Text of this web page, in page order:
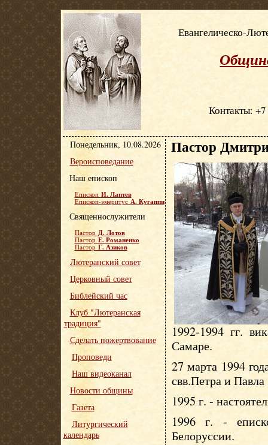
Евангелическо-
Контакты: +7
Пастор
1992-1994 гг.
Самаре.
27 марта 1994
свв.Петра и
1995 г. -
1996 г. -
Белоруссии.
Понедельник, 10.08.2026
Вероисповедание
Наш епископ
Епископ И. Лаптев
Епископ-эмеритус А. Кугаппи
Священнослужители
Пастор Д. Лотов
Пастор Е. Романенко
Пастор Г. Азиков
Лютеранский совет
Церковный совет
Библейский час
Клуб "Лютеранская
традиция"
Сделать пожертвование
Проповеди
Наш видеоканал
Новости общины
Газета
Литургический
календарь